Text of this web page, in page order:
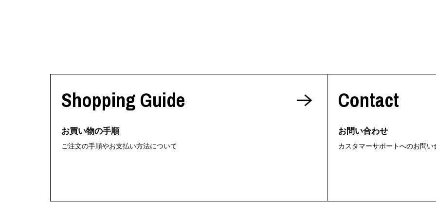
Shopping Guide
お買い物の手順
ご注文の手順やお支払い方法について
Contact
お問い合わせ
カスタマーサポートへのお問い